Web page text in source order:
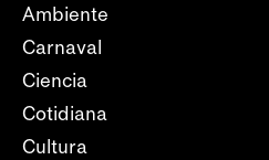
Ambiente
Carnaval
Ciencia
Cotidiana
Cultura